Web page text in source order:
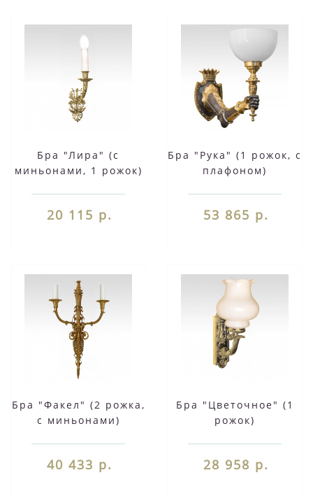
Бра "Лира" (с
миньонами, 1 рожок)
20 115 р.
Бра "Рука" (1 рожок, с
плафоном)
53 865 р.
Бра "Факел" (2 рожка,
с миньонами)
40 433 р.
Бра "Цветочное" (1
рожок)
28 958 р.